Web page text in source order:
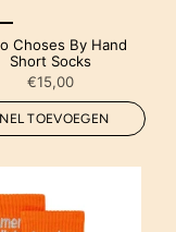
Choses By Hand
Short Socks
€15,00
TOEVOEGEN